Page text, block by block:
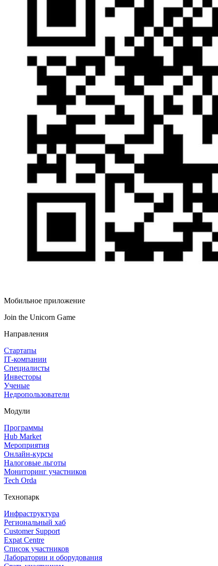
Мобильное приложение
Join the Unicorn Game
Направления
Стартапы
IT‑компании
Специалисты
Инвесторы
Ученые
Недропользователи
Модули
Программы
Hub Market
Мероприятия
Онлайн‑курсы
Налоговые льготы
Мониторинг участников
Tech Orda
Технопарк
Инфраструктура
Региональный хаб
Customer Support
Expat Centre
Список участников
Лаборатории и оборудования